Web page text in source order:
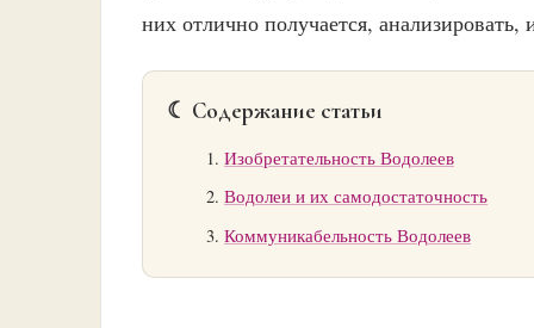
них отлично получается,
☾ Содержание статьи
Изобретательность Водолеев
Водолеи и их самодостаточность
Коммуникабельность Водолеев